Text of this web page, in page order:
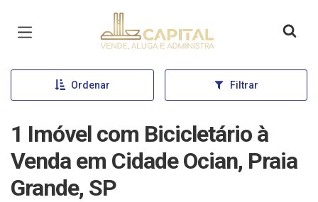
Página inicial
Ordenar Filtrar
1 Imóvel com Bicicletário à
Venda em Cidade Ocian, Praia
Grande, SP